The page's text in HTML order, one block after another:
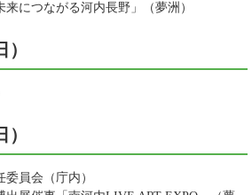
につながる河内長野」（夢洲）
員会（庁内）